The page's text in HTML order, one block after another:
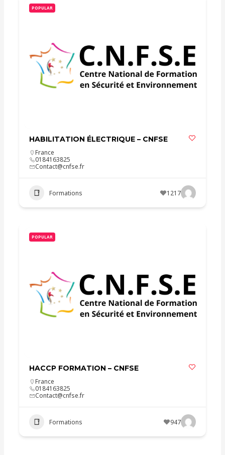
POPULAR
HABILITATION ÉLECTRIQUE – CNFSE
France
0184163825
Contact@cnfse.fr
Formations 1217
POPULAR
HACCP FORMATION – CNFSE
France
0184163825
Contact@cnfse.fr
Formations 947